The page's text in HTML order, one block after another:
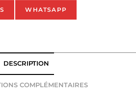
WHATSAPP
DESCRIPTION
COMPLÉMENTAIRES